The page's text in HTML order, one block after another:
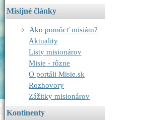
Home
Misijné články
Ako pomôcť misiám?
Aktuality
Listy misionárov
Misie - rôzne
O portáli Misie.sk
Rozhovory
Zážitky misionárov
Kontinenty